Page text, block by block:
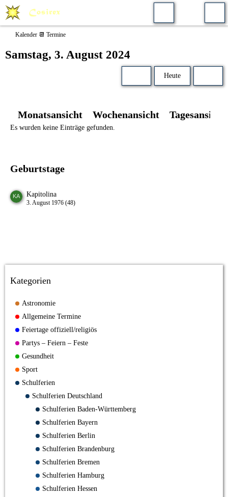
Kalender 📆 Termine
Samstag, 3. August 2024
Heute
Monatsansicht Wochenansicht Tagesansicht
Es wurden keine Einträge gefunden.
Geburtstage
Kapitolina
3. August 1976 (48)
Kategorien
Astronomie
Allgemeine Termine
Feiertage offiziell/religiös
Partys – Feiern – Feste
Gesundheit
Sport
Schulferien
Schulferien Deutschland
Schulferien Baden-Württemberg
Schulferien Bayern
Schulferien Berlin
Schulferien Brandenburg
Schulferien Bremen
Schulferien Hamburg
Schulferien Hessen